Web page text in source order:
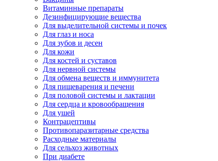
Витаминные препараты
Дезинфицирующие вещества
Для выделительной системы и почек
Для глаз и носа
Для зубов и десен
Для кожи
Для костей и суставов
Для нервной системы
Для обмена веществ и иммунитета
Для пищеварения и печени
Для половой системы и лактации
Для сердца и кровообращения
Для ушей
Контрацептивы
Противопаразитарные средства
Расходные материалы
Для сельхоз животных
При диабете